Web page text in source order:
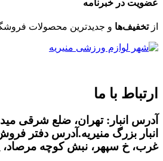
عضویت در خبرنامه
ازتخفیف‌ها و جدیدترین‌ محصولات
ارتباط با ما
آدرس انبار: تهران، ضلع شرقی
انبار بزرگ منیریه.آدرس دفتر
غرب، خ سپهر، نبش کوچه مرصاد، پلاک9